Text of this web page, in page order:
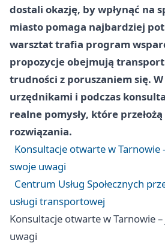
dostali okazję, by wpłynąć na
miasto pomaga najbardziej
warsztat trafia program
propozycje obejmują
trudności z poruszaniem się.
urzędnikami i podczas
realne pomysły, które
rozwiązania.
Konsultacje otwarte w Tarnowie
swoje uwagi
Centrum Usług Społecznych
usługi transportowej
Konsultacje otwarte w Tarnowie
uwagi